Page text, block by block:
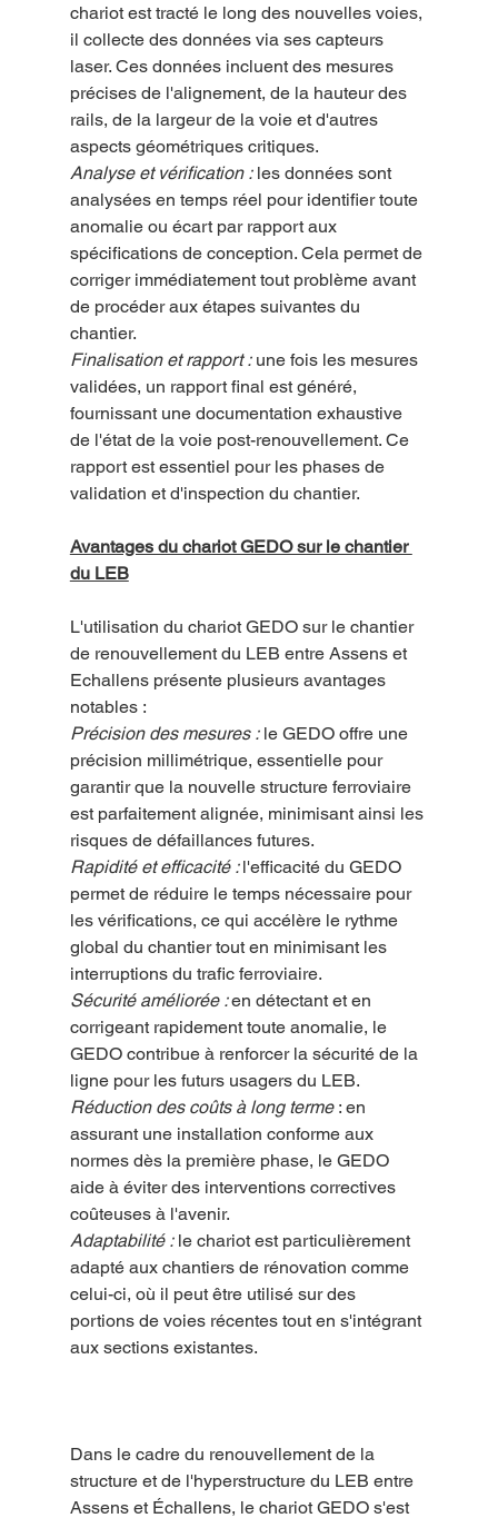
chariot est tracté le long des nouvelles voies,
il collecte des données via ses capteurs
laser. Ces données incluent des mesures
précises de l'alignement, de la hauteur des
rails, de la largeur de la voie et d'autres
aspects géométriques critiques.
Analyse et vérification : les données sont
analysées en temps réel pour identifier toute
anomalie ou écart par rapport aux
spécifications de conception. Cela permet de
corriger immédiatement tout problème avant
de procéder aux étapes suivantes du
chantier.
Finalisation et rapport : une fois les mesures
validées, un rapport final est généré,
fournissant une documentation exhaustive
de l'état de la voie post-renouvellement. Ce
rapport est essentiel pour les phases de
validation et d'inspection du chantier.
Avantages du chariot GEDO sur le chantier
du LEB
L'utilisation du chariot GEDO sur le chantier
de renouvellement du LEB entre Assens et
Echallens présente plusieurs avantages
notables :
Précision des mesures : le GEDO offre une
précision millimétrique, essentielle pour
garantir que la nouvelle structure ferroviaire
est parfaitement alignée, minimisant ainsi les
risques de défaillances futures.
Rapidité et efficacité : l'efficacité du GEDO
permet de réduire le temps nécessaire pour
les vérifications, ce qui accélère le rythme
global du chantier tout en minimisant les
interruptions du trafic ferroviaire.
Sécurité améliorée : en détectant et en
corrigeant rapidement toute anomalie, le
GEDO contribue à renforcer la sécurité de la
ligne pour les futurs usagers du LEB.
Réduction des coûts à long terme : en
assurant une installation conforme aux
normes dès la première phase, le GEDO
aide à éviter des interventions correctives
coûteuses à l'avenir.
Adaptabilité : le chariot est particulièrement
adapté aux chantiers de rénovation comme
celui-ci, où il peut être utilisé sur des
portions de voies récentes tout en s'intégrant
aux sections existantes.
Dans le cadre du renouvellement de la
structure et de l'hyperstructure du LEB entre
Assens et Échallens, le chariot GEDO s'est